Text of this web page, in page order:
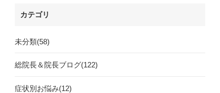
カテゴリ
未分類(58)
総院長＆院長ブログ(122)
症状別お悩み(12)